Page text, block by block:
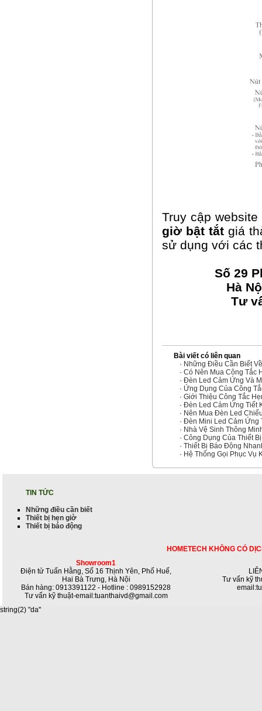
Truy cập website
giờ bật tắtgiá
sử dụng với các
Số 29
Hà
Tư
Bài viết có liên quan
· Những Điều Cần Biết
· Có Nên Mua Công Tắc
· Đèn Led Cảm Ứng Và
· Ứng Dụng Của Công
· Giới Thiệu Công Tắc
· Đèn Led Cảm Ứng Tiết
· Nên Mua Đèn Led
· Đèn Mini Led Cảm Ứng
· Nhà Vệ Sinh Thông
· Công Dụng Của Thiết
· Thiết Bị Báo Động
· Hệ Thống Gọi Phục Vụ
TIN TỨC
Những điều cần biết
Thiết bị hẹn giờ
Thiết bị báo động
HOMETECH KHÔNG CÓ
Showroom1
Điện tử Tuấn Hằng, Số 16 Thịnh Yên, Phố Huế,
Hai Bà Trưng, Hà Nội
Bán hàng: 0913391122 - Hotline : 0989152928
Tư vấn kỹ thuật-email:tuanthaivd@gmail.com
Tư vấn kỹ
string(2) "da"